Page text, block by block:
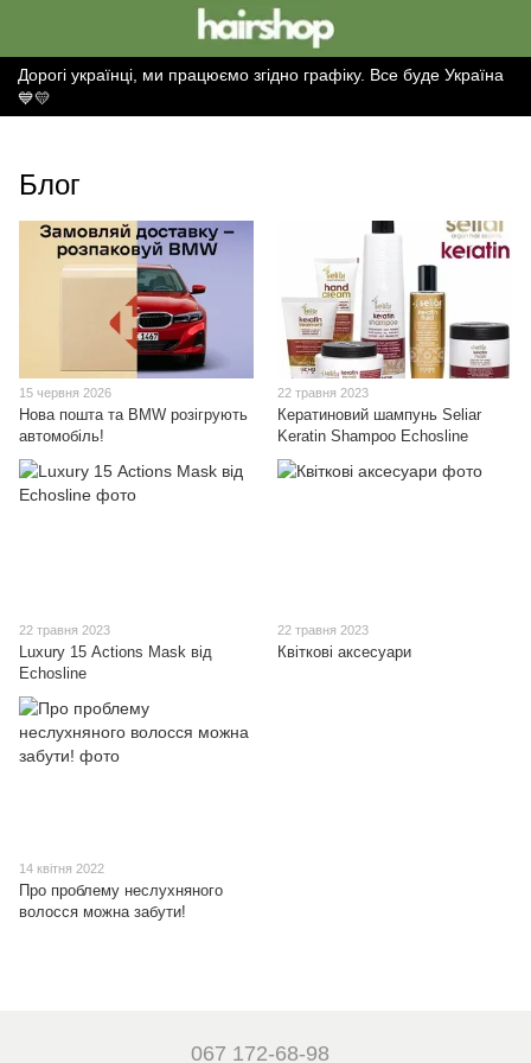
Дорогі українці, ми працюємо згідно графіку. Все буде Україна
💙💛
Блог
15 червня 2026
Нова пошта та BMW розігрують
автомобіль!
22 травня 2023
Кератиновий шампунь Seliar
Keratin Shampoo Echosline
22 травня 2023
Luxury 15 Аctions Mask від
Echosline
22 травня 2023
Квіткові аксесуари
14 квітня 2022
Про проблему неслухняного
волосся можна забути!
067 172-68-98